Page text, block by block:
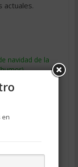
actuales.
navidad de la
de negocios»
en